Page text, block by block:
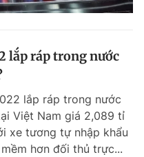
lắp ráp trong nước
lắp ráp trong nước
Việt Nam giá 2,089 tỉ
xe tương tự nhập khẩu
hơn đối thủ trực...